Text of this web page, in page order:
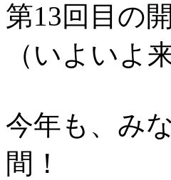
第13回目の
（いよいよ
今年も、み
間！